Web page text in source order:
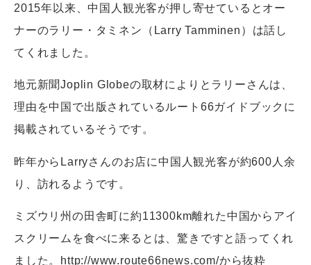
2015年以来、中国人観光客が押し寄せているとオー
ナーのラリー・タミネン（Larry Tamminen）は話し
てくれました。
地元新聞Joplin Globeの取材によりとラリーさんは、
理由を中国で出版されているルート66ガイドブックに
掲載されているそうです。
昨年からLarryさんのお店に中国人観光客が約600人余
り、訪れるようです。
ミズウリ州の田舎町に約11300km離れた中国からアイ
スクリームを食べに来るとは、驚きですと語ってくれ
ました。http://www.route66news.com/から抜粋